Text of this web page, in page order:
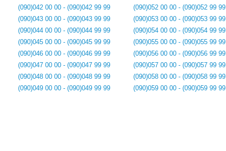
(090)042 00 00 - (090)042 99 99
(090)043 00 00 - (090)043 99 99
(090)044 00 00 - (090)044 99 99
(090)045 00 00 - (090)045 99 99
(090)046 00 00 - (090)046 99 99
(090)047 00 00 - (090)047 99 99
(090)048 00 00 - (090)048 99 99
(090)049 00 00 - (090)049 99 99
(090)052 00 00 - (090)052 99 99
(090)053 00 00 - (090)053 99 99
(090)054 00 00 - (090)054 99 99
(090)055 00 00 - (090)055 99 99
(090)056 00 00 - (090)056 99 99
(090)057 00 00 - (090)057 99 99
(090)058 00 00 - (090)058 99 99
(090)059 00 00 - (090)059 99 99